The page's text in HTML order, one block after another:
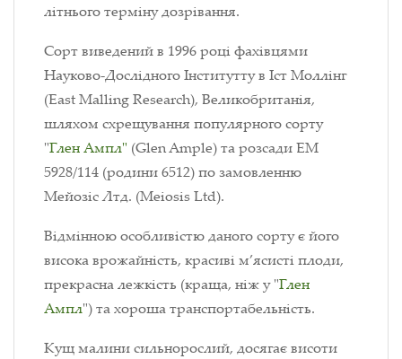
літнього терміну дозрівання.
Сорт виведений в 1996 році фахівцями
Науково-Дослідного Інститутту в Іст Моллінг
(East Malling Research), Великобританія,
шляхом схрещування популярного сорту
"Глен Ампл" (Glen Ample) тарозсади ЕМ
5928/114 (родини 6512) по замовленню
Мейозіс Лтд. (Meiosis Ltd).
Відмінною особливістю даного сорту є його
висока врожайність, красиві м’ясисті плоди,
прекрасна лежкість (краща, ніж у "Глен
Ампл") та хороша транспортабельність.
Кущ малини сильнорослий, досягає висоти